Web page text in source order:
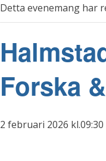
Detta evenemang har
Forska
2 februari 2026 kl.09:30